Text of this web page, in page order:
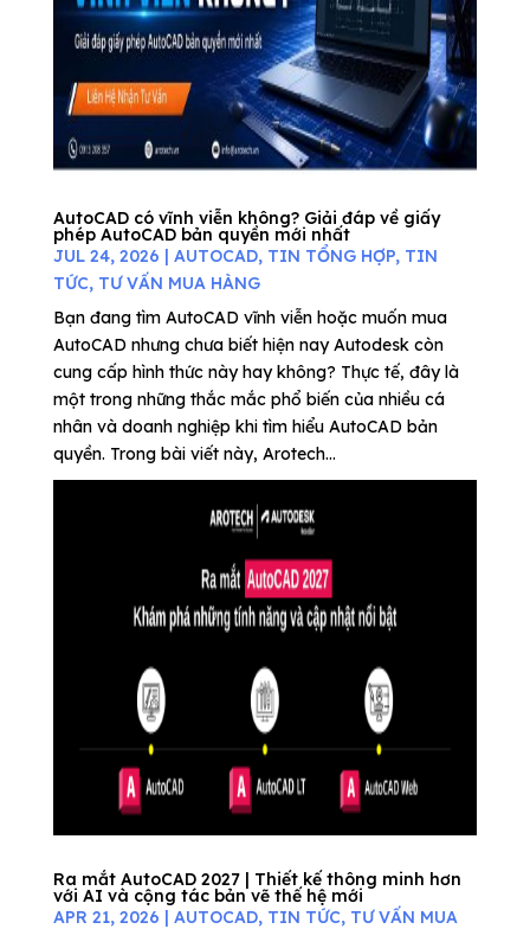
AutoCAD có vĩnh viễn không? Giải đáp về giấy
phép AutoCAD bản quyền mới nhất
JUL 24, 2026 | AUTOCAD, TIN TỔNG HỢP, TIN
TỨC, TƯ VẤN MUA HÀNG
Bạn đang tìm AutoCAD vĩnh viễn hoặc muốn mua
AutoCAD nhưng chưa biết hiện nay Autodesk còn
cung cấp hình thức này hay không? Thực tế, đây là
một trong những thắc mắc phổ biến của nhiều cá
nhân và doanh nghiệp khi tìm hiểu AutoCAD bản
quyền. Trong bài viết này, Arotech...
Ra mắt AutoCAD 2027 | Thiết kế thông minh hơn
với AI và cộng tác bản vẽ thế hệ mới
APR 21, 2026 | AUTOCAD, TIN TỨC, TƯ VẤN MUA